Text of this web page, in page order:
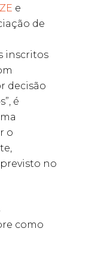
e
de
inscritos
decisão
é
o
no
como